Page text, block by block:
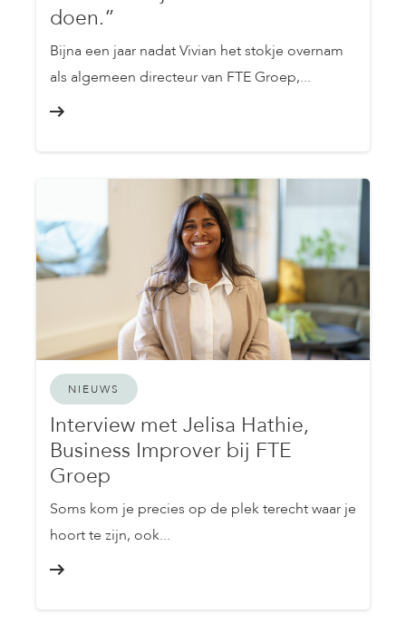
doen.”
Bijna een jaar nadat Vivian het stokje overnam
als algemeen directeur van FTE Groep,...
NIEUWS
Interview met Jelisa Hathie,
Business Improver bij FTE
Groep
Soms kom je precies op de plek terecht waar je
hoort te zijn, ook...